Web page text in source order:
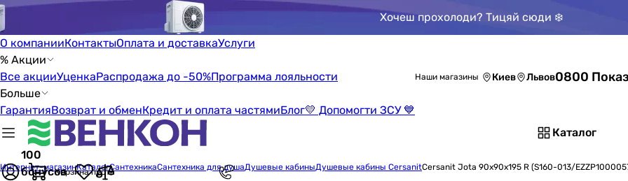
Хочеш прохолоди? Тицяй сюди ❄️
О компанииКонтактыОплата и доставкаУслуги
% Акции
Все акцииУценкаРаспродажа до -50%Программа лояльности
Больше
ГарантияВозврат и обменКредит и оплата частямиБлог💛 Допомогти ЗСУ 💙
Наши магазины Киев Львов0800
Каталог
100
бонусовКорзина пуста
Интернет-магазинКаталогСантехникаСантехника для душаДушевые кабиныДушевые кабины CersanitCersanit Jota 90x90x195 R (S160-013/